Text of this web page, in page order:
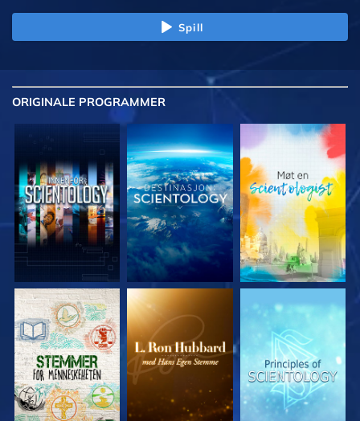
Spill
ORIGINALE PROGRAMMER
UTFORSK SERIEN UTFORSK SERIEN UTFORSK SERIEN